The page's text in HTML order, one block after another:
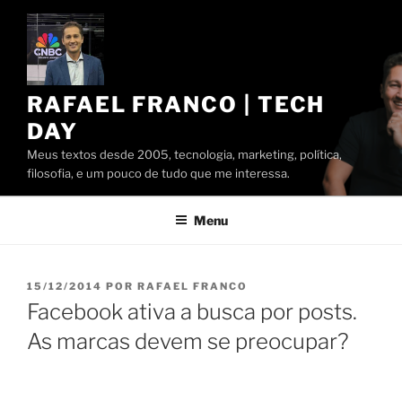
Pular
conteúdo
RAFAEL FRANCO | TECH
DAY
Meus textos desde 2005, tecnologia, marketing, política,
filosofia, e um pouco de tudo que me interessa.
Menu
PUBLICADO
EM
15/12/2014 POR RAFAEL FRANCO
Facebook ativa a busca por posts.
As marcas devem se preocupar?